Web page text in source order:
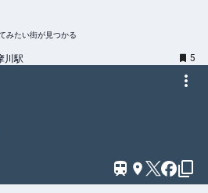
みたい街が見つかる
川駅 5